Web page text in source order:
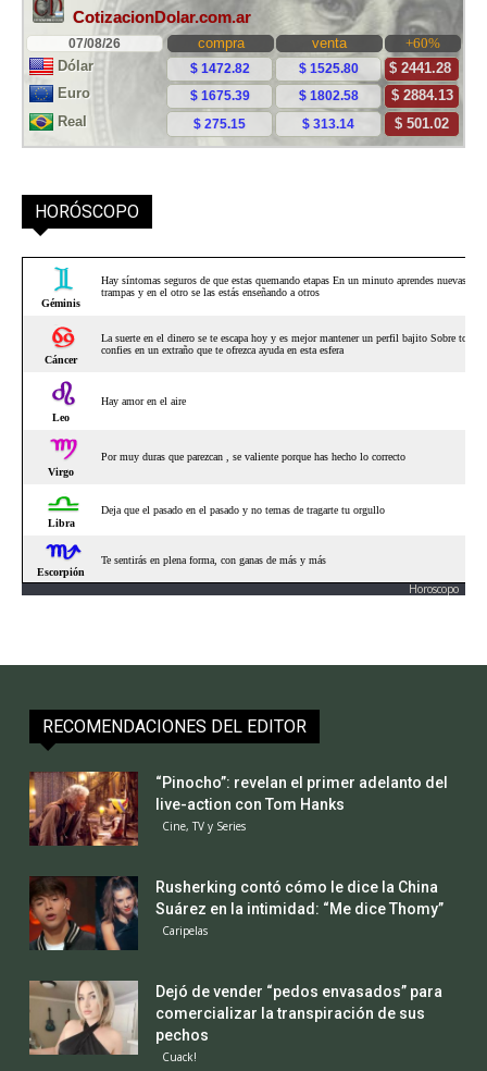
HORÓSCOPO
Horoscopo
RECOMENDACIONES DEL EDITOR
“Pinocho”: revelan el primer adelanto del
live-action con Tom Hanks
Cine, TV y Series
Rusherking contó cómo le dice la China
Suárez en la intimidad: “Me dice Thomy”
Caripelas
Dejó de vender “pedos envasados” para
comercializar la transpiración de sus
pechos
Cuack!